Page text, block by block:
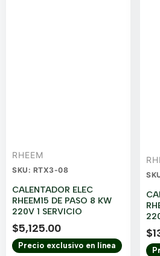
RHEEM
SKU: RTX3-08
CALENTADOR ELEC
RHEEM15 DE PASO 8 KW
220V 1 SERVICIO
$5,125.00
Precio exclusivo en línea
$